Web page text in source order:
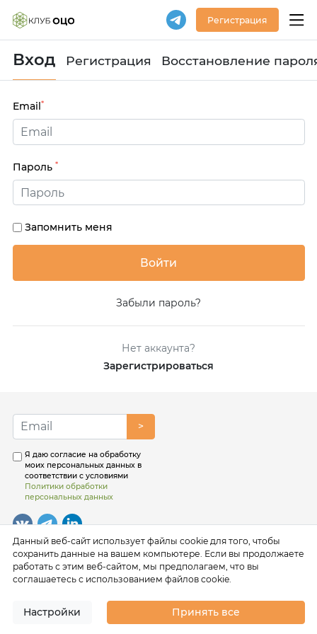
Регистрация
Вход Регистрация Восстановление
Email*
Пароль *
Запомнить меня
Забыли пароль?
Нет аккаунта?
Зарегистрироваться
>
Я даю согласие на обработку
моих персональных данных в
соответствии с условиями
Политики обработки
персональных данных
Данный веб-сайт использует файлы cookie для того, чтобы
сохранить данные на вашем компьютере. Если вы продолжаете
работать с этим веб-сайтом, мы предполагаем, что вы
соглашаетесь с использованием файлов cookie.
Настройки Принять все